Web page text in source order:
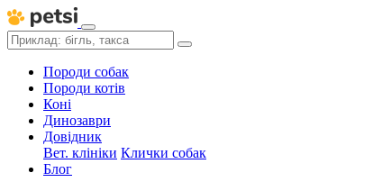
Породи собак
Породи котів
Коні
Динозаври
Довідник
Вет. клініки Клички собак
Блог